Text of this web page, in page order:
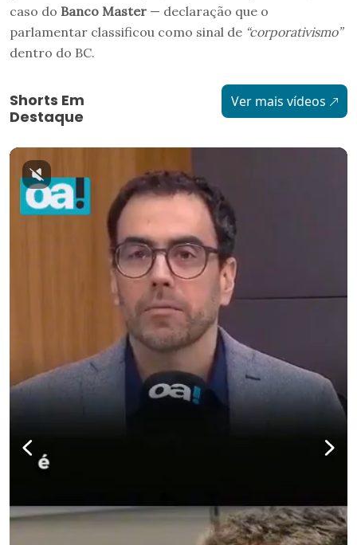
caso do Banco Master — declaração que o
parlamentar classificou como sinal de “corporativismo”
dentro do BC.
Shorts Em
Destaque
Ver mais vídeos